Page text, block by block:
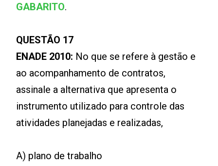
GABARITO.
QUESTÃO 17
ENADE 2010: No que se refere à gestão e
ao acompanhamento de contratos,
assinale a alternativa que apresenta o
instrumento utilizado para controle das
atividades planejadas e realizadas,
A) plano de trabalho